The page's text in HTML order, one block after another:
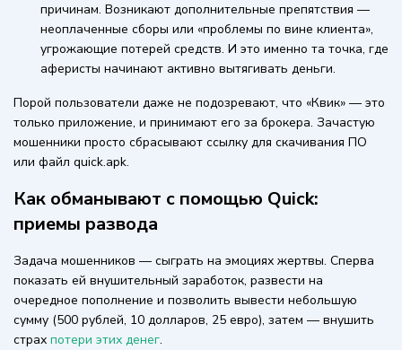
причинам. Возникают дополнительные препятствия —
неоплаченные сборы или «проблемы по вине клиента»,
угрожающие потерей средств. И это именно та точка, где
аферисты начинают активно вытягивать деньги.
Порой пользователи даже не подозревают, что «Квик» — это
только приложение, и принимают его за брокера. Зачастую
мошенники просто сбрасывают ссылку для скачивания ПО
или файл quick.apk.
Как обманывают с помощью Quick:
приемы развода
Задача мошенников — сыграть на эмоциях жертвы. Сперва
показать ей внушительный заработок, развести на
очередное пополнение и позволить вывести небольшую
сумму (500 рублей, 10 долларов, 25 евро), затем — внушить
страх потери этих денег.